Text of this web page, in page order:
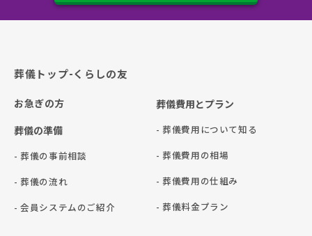
葬儀トップ-くらしの友
お急ぎの方
葬儀の準備
- 葬儀の事前相談
- 葬儀の流れ
- 会員システムのご紹介
葬儀費用とプラン
- 葬儀費用について知る
- 葬儀費用の相場
- 葬儀費用の仕組み
- 葬儀料金プラン